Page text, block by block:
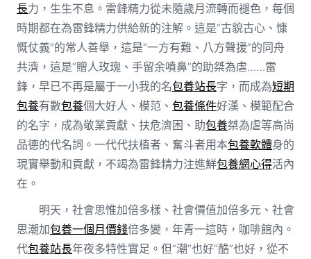
長力，生生不息。雷鋒精力從未隨歲月流轉而褪色，每個
時期都在為雷鋒精力供給新的注解。這是“古貌古心、慷
慨仗義”的常人善舉，這是“一方有難、八方聲援”的同舟
共濟，這是“贈人玫瑰、手留余噴鼻”的助桀為虐……雷
鋒，早已不再是屬于一小我的名包養站長字，而成為短期
包養有數包養個大好人、模范、 包養條件好漢、模範配合
的名字，成為敬業貢獻、扶危濟困、助包養桀為虐等高尚
品德的代名詞。一代代扶植者、奮斗者用本包養軟體身的
現實舉動和貢獻，不竭為雷鋒精力注進鮮包養網心得活內
在。
明天，社會思惟加倍多樣、社會價值加倍多元、社會
思潮加包養一個月價錢倍多變，年青一這時，咖啡館內。
代包養站長年夜多特性實足。但“潮”也好“酷”也好，從不